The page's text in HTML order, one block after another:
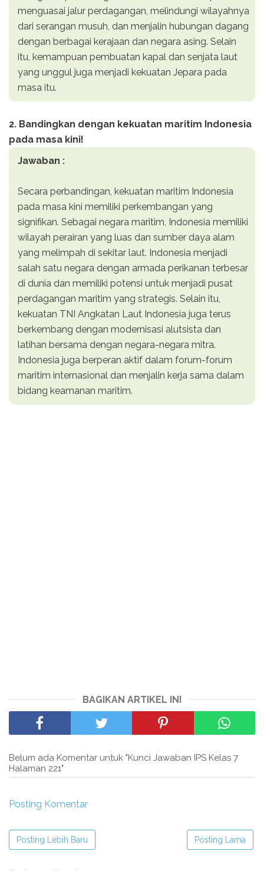
menguasai jalur perdagangan, melindungi wilayahnya
dari serangan musuh, dan menjalin hubungan dagang
dengan berbagai kerajaan dan negara asing. Selain
itu, kemampuan pembuatan kapal dan senjata laut
yang unggul juga menjadi kekuatan Jepara pada
masa itu.
2. Bandingkan dengan kekuatan maritim Indonesia
pada masa kini!
Jawaban :
Secara perbandingan, kekuatan maritim Indonesia
pada masa kini memiliki perkembangan yang
signifikan. Sebagai negara maritim, Indonesia memiliki
wilayah perairan yang luas dan sumber daya alam
yang melimpah di sekitar laut. Indonesia menjadi
salah satu negara dengan armada perikanan terbesar
di dunia dan memiliki potensi untuk menjadi pusat
perdagangan maritim yang strategis. Selain itu,
kekuatan TNI Angkatan Laut Indonesia juga terus
berkembang dengan modernisasi alutsista dan
latihan bersama dengan negara-negara mitra.
Indonesia juga berperan aktif dalam forum-forum
maritim internasional dan menjalin kerja sama dalam
bidang keamanan maritim.
BAGIKAN ARTIKEL INI
Belum ada Komentar untuk "Kunci Jawaban IPS Kelas 7
Halaman 221"
Posting Komentar
Posting Lebih Baru Posting Lama